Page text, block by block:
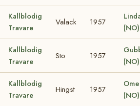
Kallblodig
Travare
Valack 1957
Kallblodig
Travare
Sto 1957
(NO)
Kallblodig
Travare
Hingst 1957
(NO)